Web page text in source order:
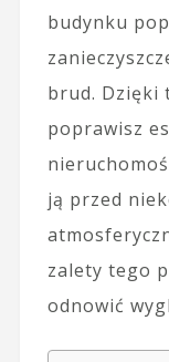
budynku
brud. Dzięki
poprawisz
ją przed
zalety tego
odnowić